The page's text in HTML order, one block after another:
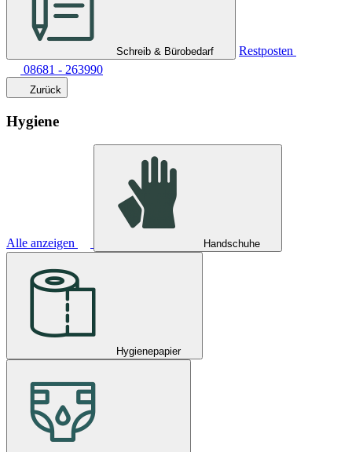
Schreib & Bürobedarf
Restposten
08681 - 263990
Zurück
Hygiene
Alle anzeigen Handschuhe
Hygienepapier